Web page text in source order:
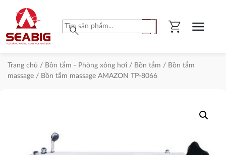
search shopping_cart menu
Trang chủ / Bồn tắm - Phòng xông hơi / Bồn tắm / Bồn tắm
massage / Bồn tắm massage AMAZON TP-8066